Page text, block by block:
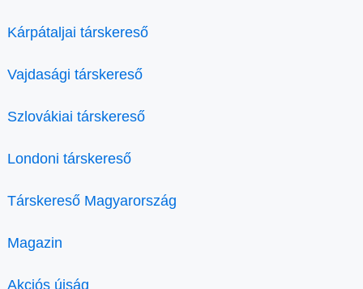
Kárpátaljai társkereső
Vajdasági társkereső
Szlovákiai társkereső
Londoni társkereső
Társkereső Magyarország
Magazin
Akciós újság